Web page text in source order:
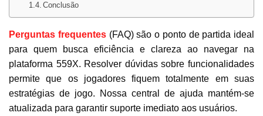
Conclusão
Perguntas frequentes(FAQ) são o ponto de partida ideal
para quem busca eficiência e clareza ao navegar na
plataforma 559X. Resolver dúvidas sobre funcionalidades
permite que os jogadores fiquem totalmente em suas
estratégias de jogo. Nossa central de ajuda mantém-se
atualizada para garantir suporte imediato aos usuários.